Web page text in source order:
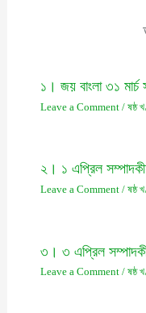
১। জয় বাংলা ৩১ মার্চ
Leave a Comment / ষষ্ঠ
২। ১ এপ্রিল
Leave a Comment / ষষ্ঠ
৩। ৩ এপ্রিল
Leave a Comment / ষষ্ঠ